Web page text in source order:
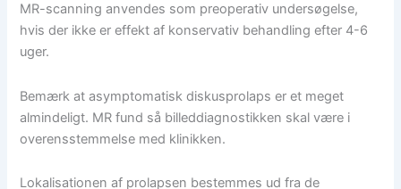
MR-scanning anvendes som preoperativ undersøgelse,
hvis der ikke er effekt af konservativ behandling efter 4-6
uger.
Bemærk at asymptomatisk diskusprolaps er et meget
almindeligt. MR fund så billeddiagnostikken skal være i
overensstemmelse med klinikken.
Lokalisationen af prolapsen bestemmes ud fra de